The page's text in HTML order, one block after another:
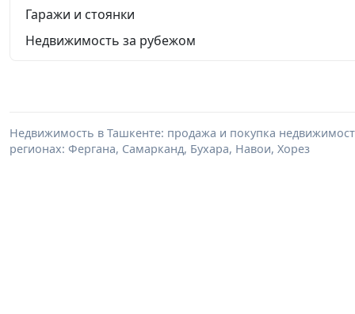
Гаражи и стоянки
Недвижимость за рубежом
Недвижимость в Ташкенте: продажа и покупка
регионах: Фергана, Самарканд, Бухара, Навои, Хорез